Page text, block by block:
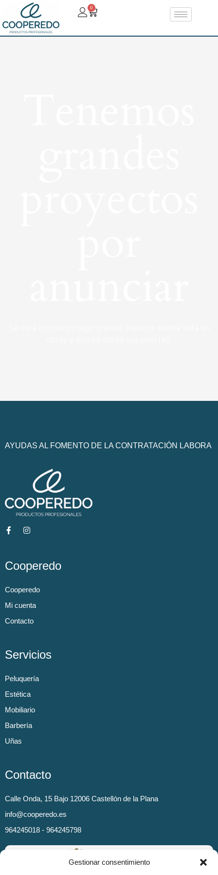
Gestionar consentimiento
0
AYUDAS AL FOMENTO DE LA CONTRATACIÓN LABORA
Cooperedo
Cooperedo
Mi cuenta
Contacto
Servicios
Peluquería
Estética
Mobiliario
Barbería
Uñas
Contacto
Calle Onda, 15 Bajo 12006 Castellón de la Plana
info@cooperedo.es
964245018 - 964245798